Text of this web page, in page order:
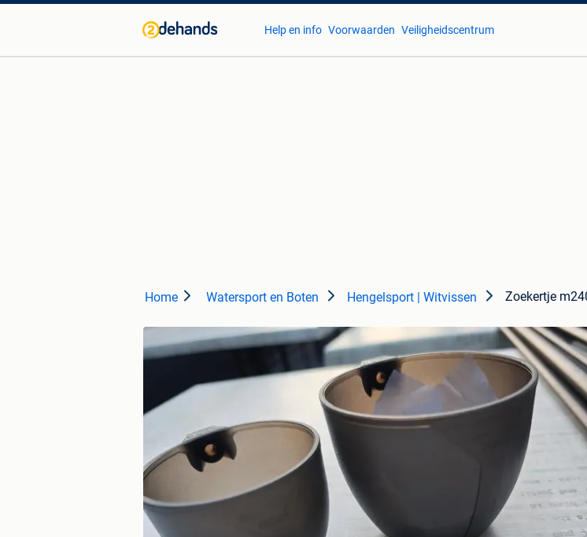
Help en info Voorwaarden Veiligheidscentrum
Home Watersport en Boten Hengelsport | Witvissen Zoekertje